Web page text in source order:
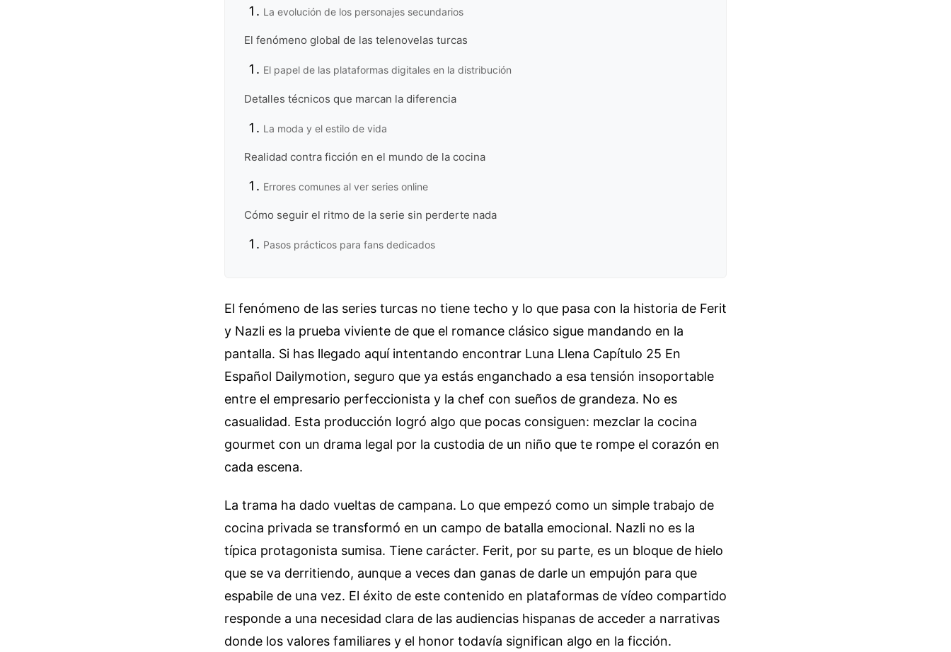
La evolución de los personajes secundarios
El fenómeno global de las telenovelas turcas
El papel de las plataformas digitales en la distribución
Detalles técnicos que marcan la diferencia
La moda y el estilo de vida
Realidad contra ficción en el mundo de la cocina
Errores comunes al ver series online
Cómo seguir el ritmo de la serie sin perderte nada
Pasos prácticos para fans dedicados
El fenómeno de las series turcas no tiene techo y lo que pasa con la historia de Ferit
y Nazli es la prueba viviente de que el romance clásico sigue mandando en la
pantalla. Si has llegado aquí intentando encontrar Luna Llena Capítulo 25 En
Español Dailymotion, seguro que ya estás enganchado a esa tensión insoportable
entre el empresario perfeccionista y la chef con sueños de grandeza. No es
casualidad. Esta producción logró algo que pocas consiguen: mezclar la cocina
gourmet con un drama legal por la custodia de un niño que te rompe el corazón en
cada escena.
La trama ha dado vueltas de campana. Lo que empezó como un simple trabajo de
cocina privada se transformó en un campo de batalla emocional. Nazli no es la
típica protagonista sumisa. Tiene carácter. Ferit, por su parte, es un bloque de hielo
que se va derritiendo, aunque a veces dan ganas de darle un empujón para que
espabile de una vez. El éxito de este contenido en plataformas de vídeo compartido
responde a una necesidad clara de las audiencias hispanas de acceder a narrativas
donde los valores familiares y el honor todavía significan algo en la ficción.